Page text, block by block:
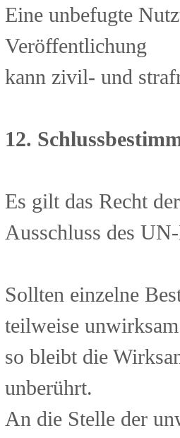
Eine unbefugte
Veröffentlichung
kann zivil- und
12.
Es gilt das Recht
Ausschluss des
Sollten einzelne
teilweise
so bleibt die
unberührt.
An die Stelle der